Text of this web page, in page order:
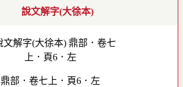
說文解字(大徐本)
鼎部．卷七上．頁6．左